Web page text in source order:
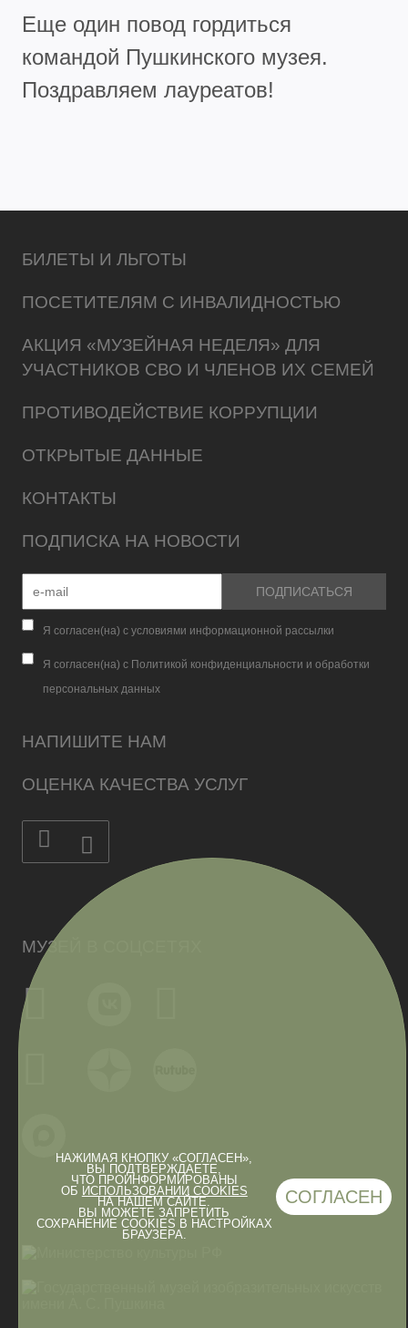
Еще один повод гордиться
командой Пушкинского музея.
Поздравляем лауреатов!
НАЖИМАЯ КНОПКУ «СОГЛАСЕН»,
ВЫ ПОДТВЕРЖДАЕТЕ,
ЧТО ПРОИНФОРМИРОВАНЫ
ОБ ИСПОЛЬЗОВАНИИ COOKIES
НА НАШЕМ САЙТЕ.
ВЫ МОЖЕТЕ ЗАПРЕТИТЬ
СОХРАНЕНИЕ COOKIES В НАСТРОЙКАХ
БРАУЗЕРА.
СОГЛАСЕН
БИЛЕТЫ И ЛЬГОТЫ
ПОСЕТИТЕЛЯМ С ИНВАЛИДНОСТЬЮ
АКЦИЯ «МУЗЕЙНАЯ НЕДЕЛЯ» ДЛЯ
УЧАСТНИКОВ СВО И ЧЛЕНОВ ИХ СЕМЕЙ
ПРОТИВОДЕЙСТВИЕ КОРРУПЦИИ
ОТКРЫТЫЕ ДАННЫЕ
КОНТАКТЫ
МУЗЕЙ В СОЦСЕТЯХ
ПОДПИСКА НА НОВОСТИ
Я согласен(на) с условиями информационной рассылки
Я согласен(на) с Политикой конфиденциальности и обработки
персональных данных
НАПИШИТЕ НАМ
ОЦЕНКА КАЧЕСТВА УСЛУГ